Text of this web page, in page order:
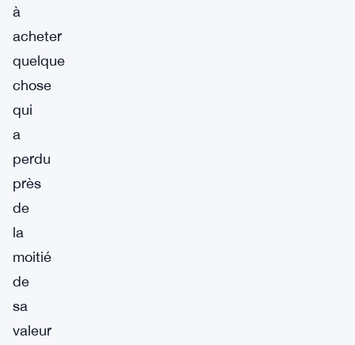
à
acheter
quelque
chose
qui
a
perdu
près
de
la
moitié
de
sa
valeur